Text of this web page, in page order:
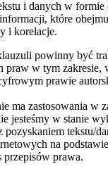
i danych w
które
i korelacje.
powinny być
praw w tym
prawie
ma zastosowania w
jesteśmy w stanie
pozyskaniem tekstu/
na
przepisów prawa.